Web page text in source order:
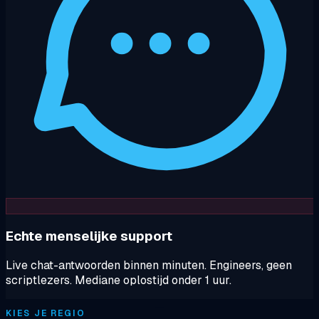
Echte menselijke support
Live chat-antwoorden binnen minuten. Engineers, geen
scriptlezers. Mediane oplostijd onder 1 uur.
KIES JE REGIO